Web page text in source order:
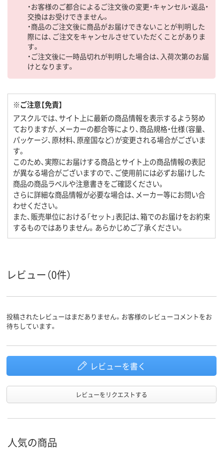
・お客様のご都合によるご注文後の変更・キャンセル・返品・
交換はお受けできません。
・商品のご注文後に商品がお届けできないことが判明した
際には、ご注文をキャンセルさせていただくことがありま
す。
・ご注文後に一時品切れが判明した場合は、入荷次第のお届
けとなります。
※ご注意【免責】
アスクルでは、サイト上に最新の商品情報を表示するよう努め
ておりますが、メーカーの都合等により、商品規格・仕様（容量、
パッケージ、原材料、原産国など）が変更される場合がございま
す。
このため、実際にお届けする商品とサイト上の商品情報の表記
が異なる場合がございますので、ご使用前には必ずお届けした
商品の商品ラベルや注意書きをご確認ください。
さらに詳細な商品情報が必要な場合は、メーカー等にお問い合
わせください。
また、販売単位における「セット」表記は、箱でのお届けをお約束
するものではありません。あらかじめご了承ください。
レビュー（0件）
投稿されたレビューはまだありません。お客様のレビューコメントをお
待ちしています。
レビューを書く
レビューをリクエストする
人気の商品